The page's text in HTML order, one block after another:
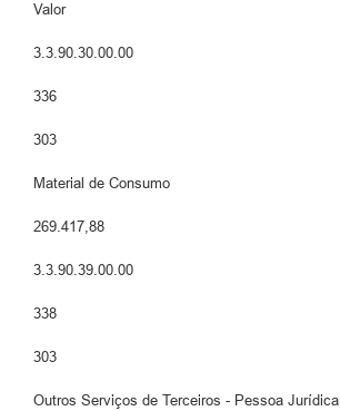
Valor
3.3.90.30.00.00
336
303
Material de Consumo
269.417,88
3.3.90.39.00.00
338
303
Outros Serviços de Terceiros - Pessoa Jurídica